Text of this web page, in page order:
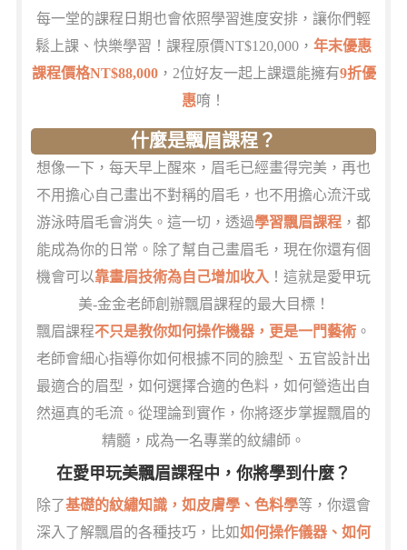
每一堂的課程日期也會依照學習進度安排，讓你們輕
鬆上課、快樂學習！課程原價NT$120,000， 年末優惠
課程價格NT$88,000，2位好友一起上課還能擁有9折優
惠唷！
什麼是飄眉課程？
想像一下，每天早上醒來，眉毛已經畫得完美，再也
不用擔心自己畫出不對稱的眉毛，也不用擔心流汗或
游泳時眉毛會消失。這一切，透過學習飄眉課程 ，都
能成為你的日常。除了幫自己畫眉毛，現在你還有個
機會可以靠畫眉技術為自己增加收入 ！這就是愛甲玩
美-金金老師創辦飄眉課程的最大目標！
飄眉課程不只是教你如何操作機器，更是一門藝術 。
老師會細心指導你如何根據不同的臉型、五官設計出
最適合的眉型，如何選擇合適的色料，如何營造出自
然逼真的毛流。從理論到實作，你將逐步掌握飄眉的
精髓，成為一名專業的紋繡師。
在愛甲玩美飄眉課程中，你將學到什麼？
除了基礎的紋繡知識，如皮膚學、色料學等，你還會
深入了解飄眉的各種技巧，比如如何操作儀器、如何